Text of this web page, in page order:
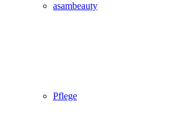
asambeauty
Pflege